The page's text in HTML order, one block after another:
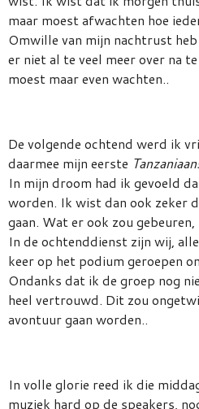
maar moest afwachten hoe
Omwille van mijn nachtrust
er niet al te veel meer over na
moest maar even wachten..
De volgende ochtend werd ik
daarmee mijn eerste
In mijn droom had ik gevoeld
worden. Ik wist dan ook zeker
gaan. Wat er ook zou
In de ochtenddienst zijn wij,
keer op het podium geroepen
Ondanks dat ik de groep nog
heel vertrouwd. Dit zou
avontuur gaan worden..
In volle glorie reed ik die
muziek hard op de speakers,